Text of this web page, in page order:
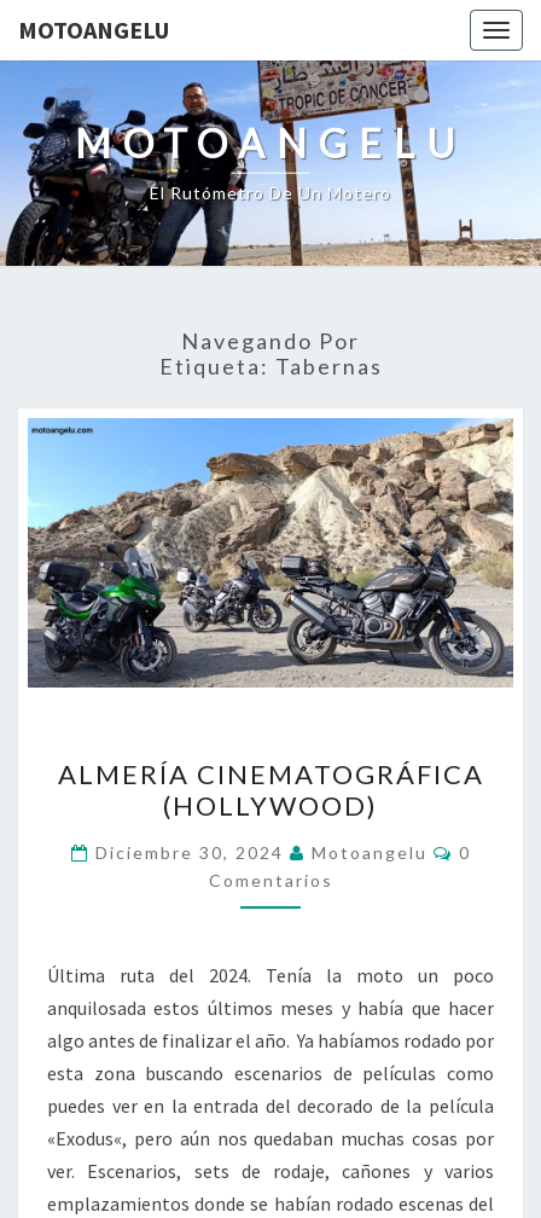
MOTOANGELU
MOTOANGELU
El Rutómetro De Un Motero
Navegando Por
Etiqueta: Tabernas
CINEMATOGRÁFICA
(HOLLYWOOD)
ALMERÍA CINEMATOGRÁFICA
(HOLLYWOOD)
Diciembre 30, 2024 Motoangelu
0
Comentarios
Última ruta del 2024. Tenía la moto un poco
anquilosada estos últimos meses y había que hacer
algo antes de finalizar el año. Ya habíamos rodado por
esta zona buscando escenarios de películas como
puedes ver en la entrada del decorado de la película
«Exodus«, pero aún nos quedaban muchas cosas por
ver. Escenarios, sets de rodaje, cañones y varios
emplazamientos donde se habían rodado escenas del